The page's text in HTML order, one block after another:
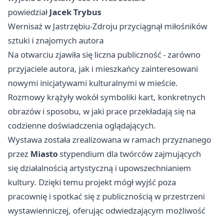
powiedziałJacek Trybus
Wernisaż w Jastrzębiu-Zdroju przyciągnął miłośników
sztuki i znajomych autora
Na otwarciu zjawiła się liczna publiczność - zarówno
przyjaciele autora, jak i mieszkańcy zainteresowani
nowymi inicjatywami kulturalnymi w mieście.
Rozmowy krążyły wokół symboliki kart, konkretnych
obrazów i sposobu, w jaki prace przekładają się na
codzienne doświadczenia oglądających.
Wystawa została zrealizowana w ramach przyznanego
przez Miasto stypendium dla twórców zajmujących
się działalnością artystyczną i upowszechnianiem
kultury. Dzięki temu projekt mógł wyjść poza
pracownię i spotkać się z publicznością w przestrzeni
wystawienniczej, oferując odwiedzającym możliwość